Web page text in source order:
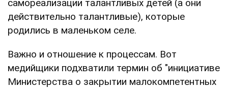
самореализации талантливых детей (а они
действительно талантливые), которые
родились в маленьком селе.
Важно и отношение к процессам. Вот
медийщики подхватили термин об "инициативе
Министерства о закрытии малокомпетентных